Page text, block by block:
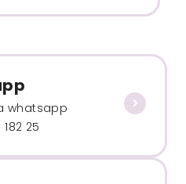
whatsapp
25